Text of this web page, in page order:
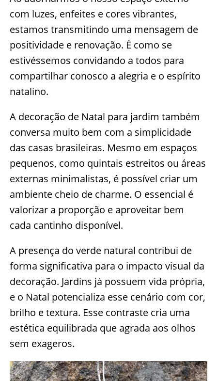
com luzes, enfeites e cores vibrantes,
estamos transmitindo uma mensagem de
positividade e renovação. É como se
estivéssemos convidando a todos para
compartilhar conosco a alegria e o espírito
natalino.
A decoração de Natal para jardim também
conversa muito bem com a simplicidade
das casas brasileiras. Mesmo em espaços
pequenos, como quintais estreitos ou áreas
externas minimalistas, é possível criar um
ambiente cheio de charme. O essencial é
valorizar a proporção e aproveitar bem
cada cantinho disponível.
A presença do verde natural contribui de
forma significativa para o impacto visual da
decoração. Jardins já possuem vida própria,
e o Natal potencializa esse cenário com cor,
brilho e textura. Esse contraste cria uma
estética equilibrada que agrada aos olhos
sem exageros.